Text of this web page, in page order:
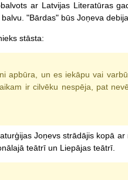
ar Latvijas Literatūras
"Bārdas" būs Joņeva
stāsta:
apbūra, un es iekāpu vai
ir cilvēku nespēja, pat
Joņevs strādājis kopā
teātrī un Liepājas teātrī.